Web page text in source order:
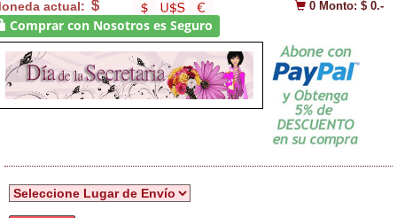
actual: 0 Monto: $ 0.-
Comprar con Nosotros es Seguro